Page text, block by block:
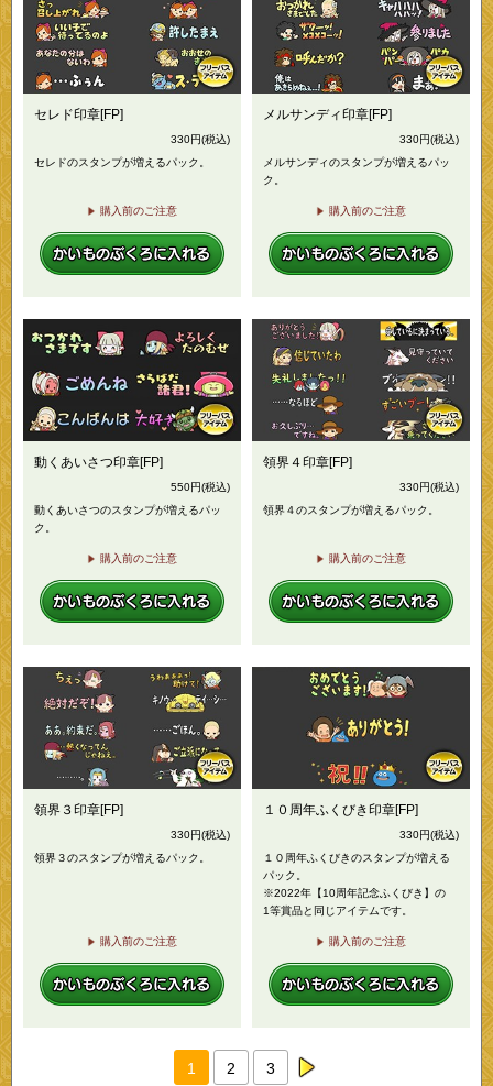
セレド印章[FP]
330円(税込)
セレドのスタンプが増えるパック。
購入前のご注意
メルサンディ印章[FP]
330円(税込)
メルサンディのスタンプが増えるパッ
ク。
購入前のご注意
動くあいさつ印章[FP]
550円(税込)
動くあいさつのスタンプが増えるパッ
ク。
購入前のご注意
領界４印章[FP]
330円(税込)
領界４のスタンプが増えるパック。
購入前のご注意
領界３印章[FP]
330円(税込)
領界３のスタンプが増えるパック。
購入前のご注意
１０周年ふくびき印章[FP]
330円(税込)
１０周年ふくびきのスタンプが増える
パック。
※2022年【10周年記念ふくびき】の
1等賞品と同じアイテムです。
購入前のご注意
1 2 3